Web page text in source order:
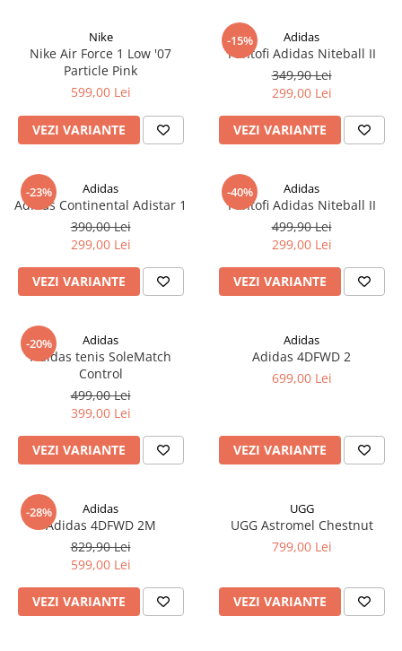
Nike
Nike Air Force 1 Low '07
Particle Pink
599,00 Lei
VEZI VARIANTE
-15% Adidas
Pantofi Adidas Niteball II
349,90 Lei
299,00 Lei
VEZI VARIANTE
-23% Adidas
Adidas Continental Adistar 1
390,00 Lei
299,00 Lei
VEZI VARIANTE
-40% Adidas
Pantofi Adidas Niteball II
499,90 Lei
299,00 Lei
VEZI VARIANTE
-20% Adidas
Adidas tenis SoleMatch
Control
499,00 Lei
399,00 Lei
VEZI VARIANTE
Adidas
Adidas 4DFWD 2
699,00 Lei
VEZI VARIANTE
-28% Adidas
Adidas 4DFWD 2M
829,90 Lei
599,00 Lei
VEZI VARIANTE
UGG
UGG Astromel Chestnut
799,00 Lei
VEZI VARIANTE